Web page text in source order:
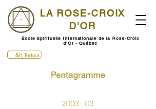
LA ROSE-CROIX
D'OR
École Spirituelle Internationale de la Rose-Croix
d'Or - Québec
&lt; Retour
Pentagramme
2003 - 03